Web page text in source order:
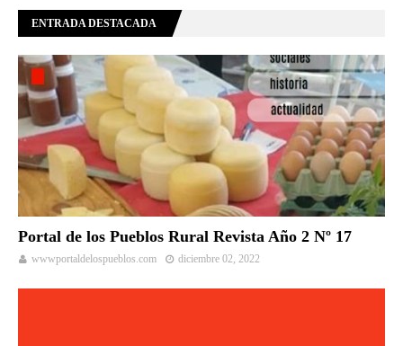
ENTRADA DESTACADA
Portal de los Pueblos Rural Revista Año 2 Nº 17
wwwportaldelospueblos.com diciembre 02, 2022